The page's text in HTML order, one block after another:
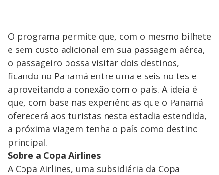
O programa permite que, com o mesmo bilhete
e sem custo adicional em sua passagem aérea,
o passageiro possa visitar dois destinos,
ficando no Panamá entre uma e seis noites e
aproveitando a conexão com o país. A ideia é
que, com base nas experiências que o Panamá
oferecerá aos turistas nesta estadia estendida,
a próxima viagem tenha o país como destino
principal.
Sobre a Copa Airlines
A Copa Airlines, uma subsidiária da Copa